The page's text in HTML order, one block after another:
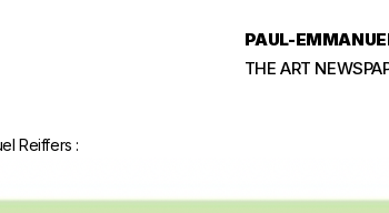
PAUL-
THE ART